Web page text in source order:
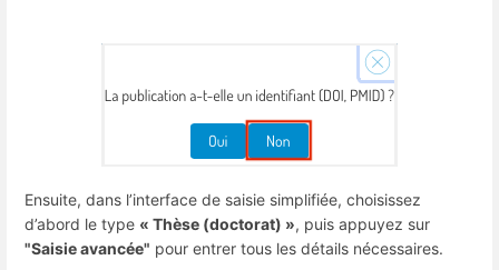
Ensuite, dans l’interface de saisie simplifiée, choisissez
d’abord le type « Thèse (doctorat) », puis appuyez sur
"Saisie avancée" pour entrer tous les détails nécessaires.